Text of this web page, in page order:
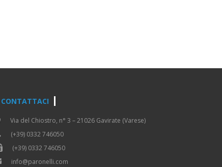
CONTATTACI
Via del Chiostro, n° 3 – 21026 Gavirate (Varese)
(+39) 0332 746050
(+39) 0332 746050
info@paronelli.com